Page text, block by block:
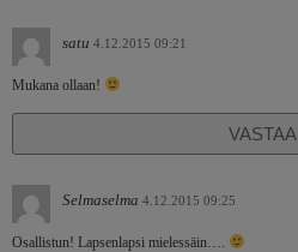
satu 4.12.2015 09:21
Mukana ollaan!
VASTAA
Selmaselma 4.12.2015 09:25
Osallistun! Lapsenlapsi mielessäin….